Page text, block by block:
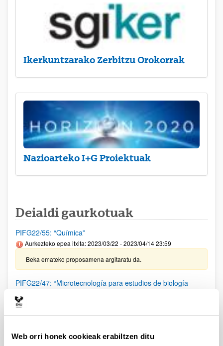
Web orri honek cookieak erabiltzen ditu
Ikerkuntzarako Zerbitzu Orokorrak
Nazioarteko I+G Proiektuak
Deialdi gaurkotuak
PIFG22/55: “Química”
Aurkezteko epea itxita: 2023/03/22 - 2023/04/14 23:59
Beka emateko proposamena argitaratu da.
PIFG22/47: “Microtecnología para estudios de biología